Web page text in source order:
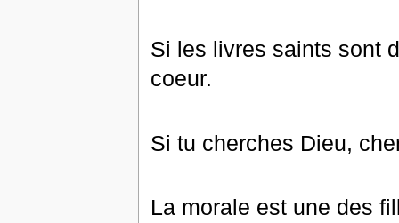
Si les livres saints sont
coeur.
Si tu cherches Dieu,
La morale est une des